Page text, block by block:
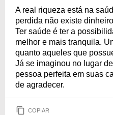
A real riqueza está na
perdida não existe
Ter saúde é ter a
melhor e mais tranquila.
quanto aqueles que
Já se imaginou no lugar
pessoa perfeita em suas
de agradecer.
COPIAR